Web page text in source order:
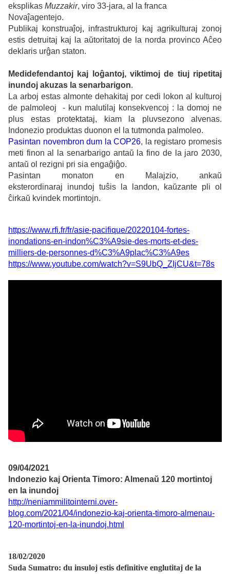
eksplikas Muzzakir, viro 33-jara, al la franca
Novaĵagentejo.
Publikaj konstruaĵoj, infrastrukturoj kaj agrikulturaj zonoj
estis detruitaj kaj la aŭtoritatoj de la norda provinco Aĉeo
deklaris urĝan staton.
Medidefendantoj kaj loĝantoj, viktimoj de tiuj ripetitaj
inundoj akuzas la senarbarigon.
La arboj estas almonte dehakitaj por cedi lokon al kulturoj
de palmoleoj - kun malutilaj konsekvencoj : la domoj ne
plus estas protektataj, kiam la pluvsezono alvenas.
Indonezio produktas duonon el la tutmonda palmoleo.
Pasintan novembron dum la COP26, la registaro promesis
meti finon al la senarbarigo antaŭ la fino de la jaro 2030,
antaŭ ol rezigni pri sia engaĝiĝo.
Pasintan monaton en Malajzio, ankaŭ
eksterordinaraj inundoj tuŝis la landon, kaŭzante pli ol
ĉirkaŭ kvindek mortintojn.
https://www.rfi.fr/fr/asie-pacifique/20220104-fortes-
inondations-en-indon%C3%A9sie-des-morts-et-des-
milliers-de-personnes-d%C3%A9plac%C3%A9es
https://www.youtube.com/watch?v=S9UbQ_ZIjCU&t=78s
09/04/2021
Indonezio kaj Orienta Timoro: Almenaŭ 120 mortintoj
en la inundoj
http://neniammilitointerni.over-
blog.com/2021/04/indonezio-kaj-orienta-timoro-almenau-
120-mortintoj-en-la-inundoj.html
18/02/2020
Suda Sumatro: du insuloj estis definitive englutitaj de la